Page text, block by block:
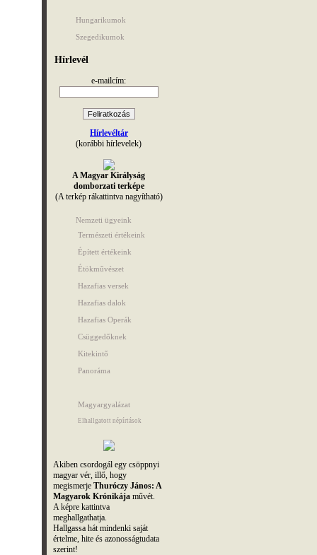
Hungarikumok
Szegedikumok
Hírlevél
e-mailcím:
Hírlevéltár
(korábbi hírlevelek)
A Magyar Királyság
domborzati terképe
(A terkép rákattintva nagyítható)
Nemzeti ügyeink
Természeti értékeink
Épített értékeink
Étökművészet
Hazafias versek
Hazafias dalok
Hazafias Operák
Csüggedőknek
Kitekintő
Panoráma
Magyargyalázat
Elhallgatott népírtások
Akiben csordogál egy csöppnyi
magyar vér, illő, hogy
megismerjeThuróczy János: A
Magyarok Krónikája művét.
A képre kattintva
meghallgathatja.
Hallgassa hát mindenki saját
értelme, hite és azonosságtudata
szerint!